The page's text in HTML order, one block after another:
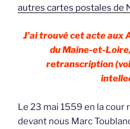
autres cartes postales de
J’ai trouvé cet acte
du Maine-et-
retranscription
Le 23 mai 1559 en la cour
devant nous Marc